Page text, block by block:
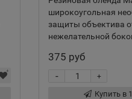
широкоугольная
защиты объектива
нежелательной
375 руб
+
-
Купить в